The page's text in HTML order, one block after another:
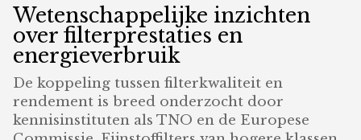
Wetenschappelijke inzichten
over filterprestaties en
energieverbruik
De koppeling tussen filterkwaliteit en
rendement is breed onderzocht door
kennisinstituten als TNO en de Europese